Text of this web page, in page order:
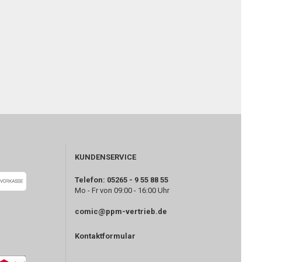
KUNDENSERVICE
Telefon: 05265 - 9 55 88 55
Mo - Fr von 09:00 - 16:00 Uhr
comic@ppm-vertrieb.de
Kontaktformular